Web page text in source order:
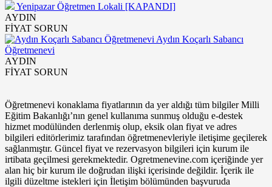
Yenipazar Öğretmen Lokali [KAPANDI]
AYDIN
FİYAT SORUN
Aydın Koçarlı Sabancı
Öğretmenevi
AYDIN
FİYAT SORUN
Öğretmenevi konaklama fiyatlarının da yer aldığı tüm bilgiler Milli
Eğitim Bakanlığı’nın genel kullanıma sunmuş olduğu e-destek
hizmet modülünden derlenmiş olup, eksik olan fiyat ve adres
bilgileri editörlerimiz tarafından öğretmenevleriyle iletişime geçilerek
sağlanmıştır. Güncel fiyat ve rezervasyon bilgileri için kurum ile
irtibata geçilmesi gerekmektedir. Ogretmenevine.com içeriğinde yer
alan hiç bir kurum ile doğrudan ilişki içerisinde değildir. İçerik ile
ilgili düzeltme istekleri için İletişim bölümünden başvuruda